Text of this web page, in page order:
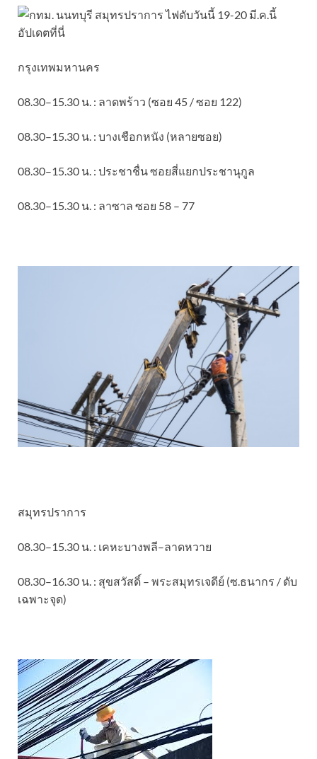
กรุงเทพมหานคร
08.30–15.30 น. : ลาดพร้าว (ซอย 45 / ซอย 122)
08.30–15.30 น. : บางเชือกหนัง (หลายซอย)
08.30–15.30 น. : ประชาชื่น ซอยสี่แยกประชานุกูล
08.30–15.30 น. : ลาซาล ซอย 58 – 77
สมุทรปราการ
08.30–15.30 น. : เคหะบางพลี–ลาดหวาย
08.30–16.30 น. : สุขสวัสดิ์ – พระสมุทรเจดีย์ (ซ.ธนากร / ดับ
เฉพาะจุด)